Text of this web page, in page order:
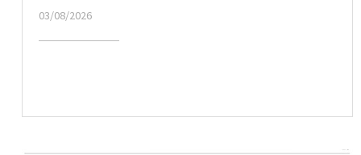
03/08/2026